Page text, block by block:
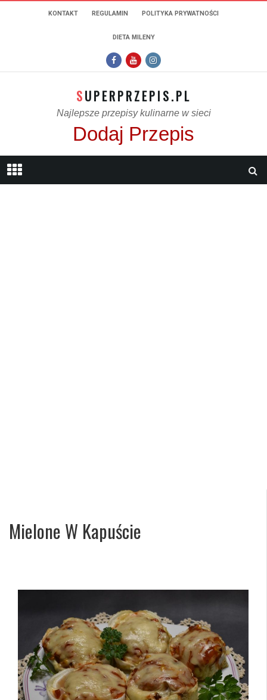
KONTAKT REGULAMIN POLITYKA PRYWATNOŚCI
DIETA MILENY
SUPERPRZEPIS.PL
Najlepsze przepisy kulinarne w sieci
Dodaj Przepis
Mielone W Kapuście